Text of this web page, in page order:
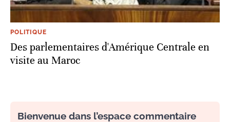
POLITIQUE
Des parlementaires d'Amérique Centrale en
visite au Maroc
Bienvenue dans l’espace commentaire